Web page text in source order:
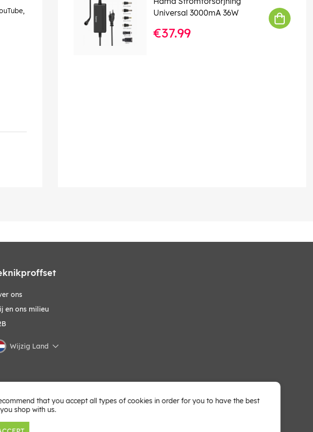
Universal 3000mA 36W
€37.99
ons
en ons milieu
Wijzig Land
that you accept all types of cookies in order for you to have the best
shop with us.